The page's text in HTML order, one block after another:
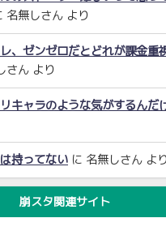
名無しさん より
、ゼンゼロだとどれが課金重
さん より
リキャラのような気がするん
持ってない に 名無しさん よ
崩スタ関連サイト